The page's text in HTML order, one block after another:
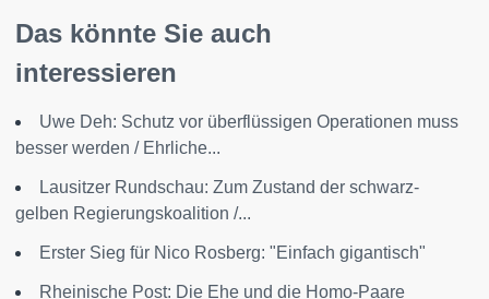
Das könnte Sie auch
interessieren
Uwe Deh: Schutz vor überflüssigen Operationen muss
besser werden / Ehrliche...
Lausitzer Rundschau: Zum Zustand der schwarz-
gelben Regierungskoalition /...
Erster Sieg für Nico Rosberg: "Einfach gigantisch"
Rheinische Post: Die Ehe und die Homo-Paare